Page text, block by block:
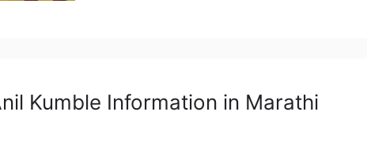
Anil Kumble Information in Marathi